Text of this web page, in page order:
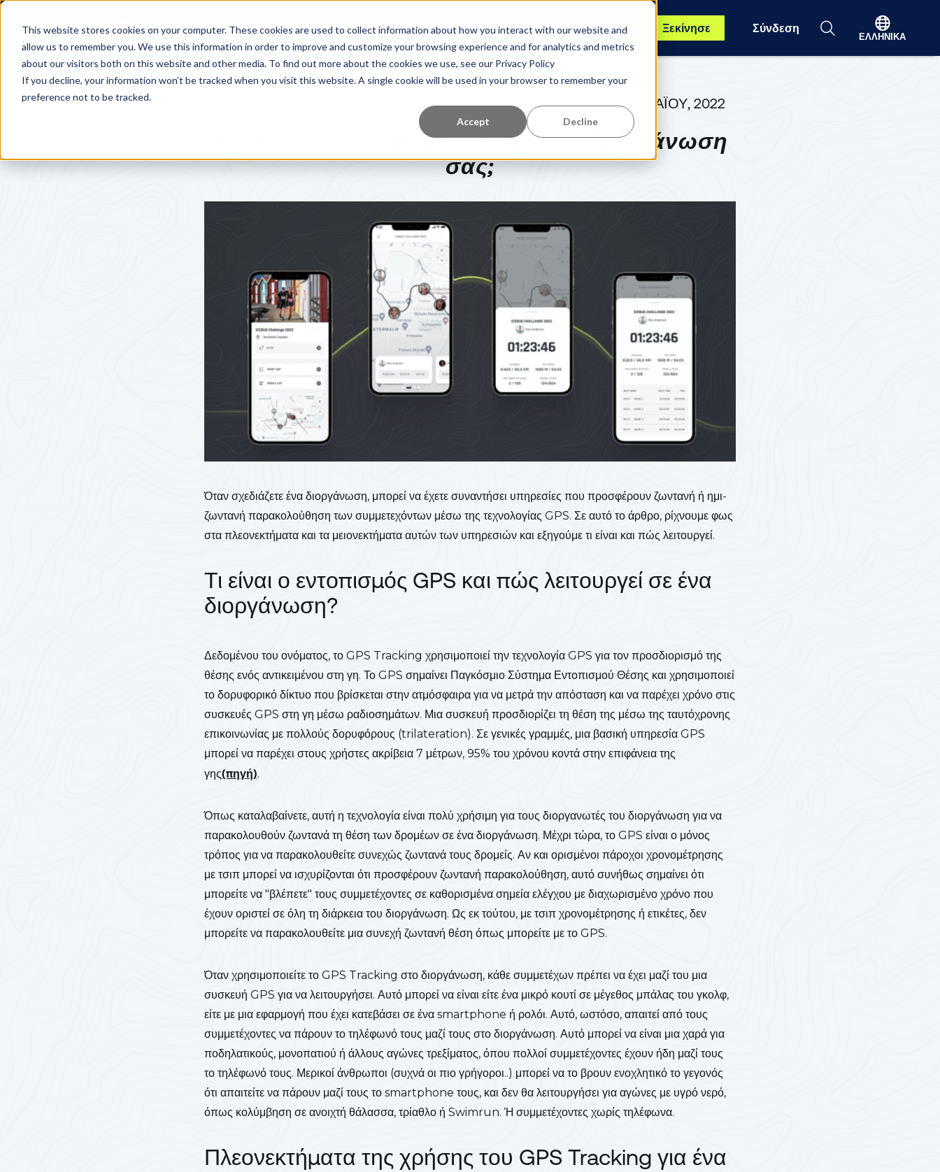
This website stores cookies on your computer. These cookies are used to collect information about how you interact with our website and
allow us to remember you. We use this information in order to improve and customize your browsing experience and for analytics and metrics
about our visitors both on this website and other media. To find out more about the cookies we use, see our Privacy Policy
If you decline, your information won’t be tracked when you visit this website. A single cookie will be used in your browser to remember your
preference not to be tracked.
Accept Decline
Υπηρεσίες Τιμολόγηση Κέντρο εκμάθησης Σχετικά με εμάς Αναφορές Ξεκίνησε Σύνδεση
ΕΛΛΗΝΙΚΆ
22 ΜΑΪ́ΟΥ, 2022
Χρειάζεστε εντοπισμό GPS για το διοργάνωση
σας;
Όταν σχεδιάζετε ένα διοργάνωση, μπορεί να έχετε συναντήσει υπηρεσίες που προσφέρουν ζωντανή ή ημι-
ζωντανή παρακολούθηση των συμμετεχόντων μέσω της τεχνολογίας GPS. Σε αυτό το άρθρο, ρίχνουμε φως
στα πλεονεκτήματα και τα μειονεκτήματα αυτών των υπηρεσιών και εξηγούμε τι είναι και πώς λειτουργεί.
Τι είναι ο εντοπισμός GPS και πώς λειτουργεί σε ένα
διοργάνωση?
Δεδομένου του ονόματος, το GPS Tracking χρησιμοποιεί την τεχνολογία GPS για τον προσδιορισμό της
θέσης ενός αντικειμένου στη γη. Το GPS σημαίνει Παγκόσμιο Σύστημα Εντοπισμού Θέσης και χρησιμοποιεί
το δορυφορικό δίκτυο που βρίσκεται στην ατμόσφαιρα για να μετρά την απόσταση και να παρέχει χρόνο στις
συσκευές GPS στη γη μέσω ραδιοσημάτων. Μια συσκευή προσδιορίζει τη θέση της μέσω της ταυτόχρονης
επικοινωνίας με πολλούς δορυφόρους (trilateration). Σε γενικές γραμμές, μια βασική υπηρεσία GPS
μπορεί να παρέχει στους χρήστες ακρίβεια 7 μέτρων, 95% του χρόνου κοντά στην επιφάνεια της
γης(πηγή).
Όπως καταλαβαίνετε, αυτή η τεχνολογία είναι πολύ χρήσιμη για τους διοργανωτές του διοργάνωση για να
παρακολουθούν ζωντανά τη θέση των δρομέων σε ένα διοργάνωση. Μέχρι τώρα, το GPS είναι ο μόνος
τρόπος για να παρακολουθείτε συνεχώς ζωντανά τους δρομείς. Αν και ορισμένοι πάροχοι χρονομέτρησης
με τσιπ μπορεί να ισχυρίζονται ότι προσφέρουν ζωντανή παρακολούθηση, αυτό συνήθως σημαίνει ότι
μπορείτε να "βλέπετε" τους συμμετέχοντες σε καθορισμένα σημεία ελέγχου με διαχωρισμένο χρόνο που
έχουν οριστεί σε όλη τη διάρκεια του διοργάνωση. Ως εκ τούτου, με τσιπ χρονομέτρησης ή ετικέτες, δεν
μπορείτε να παρακολουθείτε μια συνεχή ζωντανή θέση όπως μπορείτε με το GPS.
Όταν χρησιμοποιείτε το GPS Tracking στο διοργάνωση, κάθε συμμετέχων πρέπει να έχει μαζί του μια
συσκευή GPS για να λειτουργήσει. Αυτό μπορεί να είναι είτε ένα μικρό κουτί σε μέγεθος μπάλας του γκολφ,
είτε με μια εφαρμογή που έχει κατεβάσει σε ένα smartphone ή ρολόι. Αυτό, ωστόσο, απαιτεί από τους
συμμετέχοντες να πάρουν το τηλέφωνό τους μαζί τους στο διοργάνωση. Αυτό μπορεί να είναι μια χαρά για
ποδηλατικούς, μονοπατιού ή άλλους αγώνες τρεξίματος, όπου πολλοί συμμετέχοντες έχουν ήδη μαζί τους
το τηλέφωνό τους. Μερικοί άνθρωποι (συχνά οι πιο γρήγοροι..) μπορεί να το βρουν ενοχλητικό το γεγονός
ότι απαιτείτε να πάρουν μαζί τους το smartphone τους, και δεν θα λειτουργήσει για αγώνες με υγρό νερό,
όπως κολύμβηση σε ανοιχτή θάλασσα, τρίαθλο ή Swimrun. Ή συμμετέχοντες χωρίς τηλέφωνα.
Πλεονεκτήματα της χρήσης του GPS Tracking για ένα